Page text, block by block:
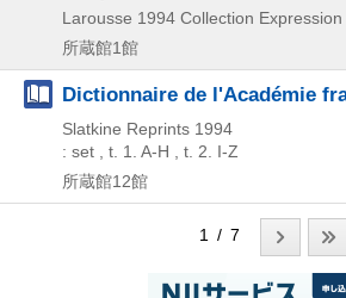
Larousse 1994 Collection Expression
所蔵館1館
Dictionnaire de l'Académie
Slatkine Reprints 1994
: set , t. 1. A-H , t. 2. I-Z
所蔵館12館
1 / 7